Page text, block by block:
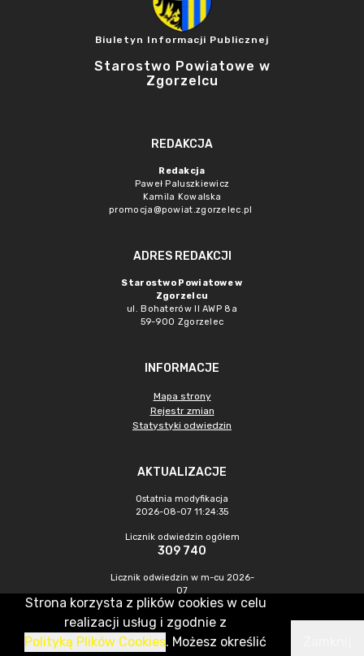
Biuletyn Informacji Publicznej
Starostwo Powiatowe w
Zgorzelcu
REDAKCJA
Redakcja
Paweł Paluszkiewicz
Kamila Kowalska
promocja@powiat.zgorzelec.pl
ADRES REDAKCJI
Starostwo Powiatowe w
Zgorzelcu
ul. Bohaterów II AWP 8a
59-900 Zgorzelec
INFORMACJE
Mapa strony
Rejestr zmian
Statystyki odwiedzin
AKTUALIZACJE
Ostatnia modyfikacja
2026-08-07 11:24:35
Licznik odwiedzin ogółem
309 740
Licznik odwiedzin w m-cu 2026-
07
438
CMS & Hosting: Nefeni Sp. z o.o.
Strona korzysta z plików cookies w celu
realizacji usług i zgodnie z
Polityką Plików Cookies. Możesz określić